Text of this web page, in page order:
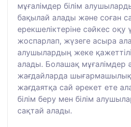
мұғалімдер білім
бақылай алады және соған
ерекшеліктеріне сәйкес оқу
жоспарлап, жүзеге асыра
алушылардың жеке
алады. Болашақ мұғалімдер
жағдайларда
жағдаятқа сай әрекет ете
білім беру мен білім
сақтай алады.